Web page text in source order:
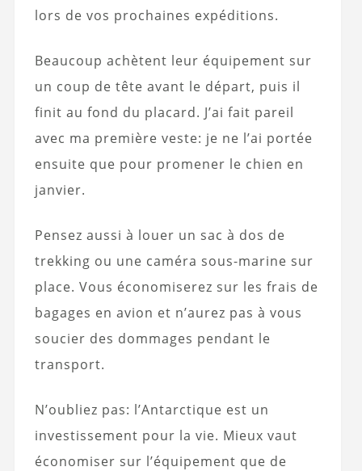
lors de vos prochaines expéditions.
Beaucoup achètent leur équipement sur
un coup de tête avant le départ, puis il
finit au fond du placard. J’ai fait pareil
avec ma première veste: je ne l’ai portée
ensuite que pour promener le chien en
janvier.
Pensez aussi à louer un sac à dos de
trekking ou une caméra sous-marine sur
place. Vous économiserez sur les frais de
bagages en avion et n’aurez pas à vous
soucier des dommages pendant le
transport.
N’oubliez pas: l’Antarctique est un
investissement pour la vie. Mieux vaut
économiser sur l’équipement que de